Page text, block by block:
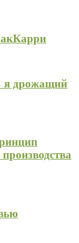
я дрожащий